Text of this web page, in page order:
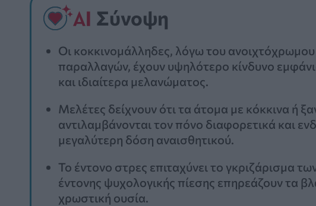
Σύνοψη
Οι κοκκινομάλληδες, λόγω του
παραλλαγών, έχουν υψηλότερο κίνδυνο
και ιδιαίτερα μελανώματος.
Μελέτες δείχνουν ότι τα άτομα με κόκκινα ή
αντιλαμβάνονται τον πόνο διαφορετικά και
μεγαλύτερη δόση αναισθητικού.
Το έντονο στρες επιταχύνει το γκριζάρισμα
έντονης ψυχολογικής πίεσης επηρεάζουν τα
χρωστική ουσία.